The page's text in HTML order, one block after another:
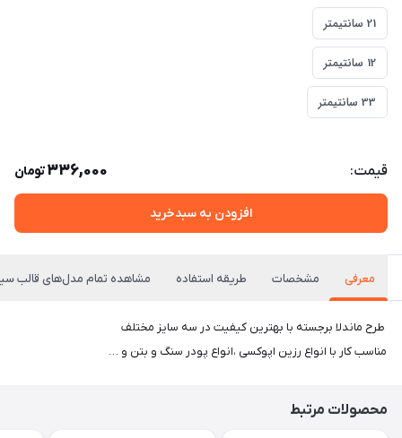
21 سانتیمتر
12 سانتیمتر
33 سانتیمتر
قیمت: 336,000تومان
افزودن به سبدخرید
معرفی مشخصات طریقه استفاده مشاهده تمام مدل‌های قالب
​​​​ طرح ماندلا برجسته با بهترین کیفیت در سه سایز مختلف
مناسب کار با انواع رزین اپوکسی ،انواع پودر سنگ و بتن و …
محصولات مرتبط